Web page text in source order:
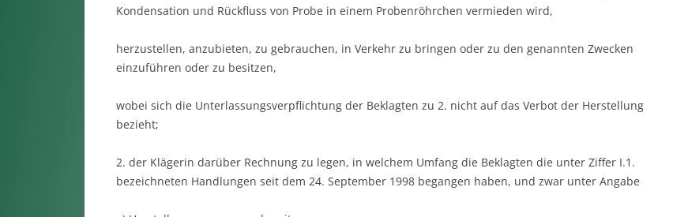
Kondensation und Rückfluss von Probe in einem Probenröhrchen vermieden wird,
herzustellen, anzubieten, zu gebrauchen, in Verkehr zu bringen oder zu den genannten Zwecken
einzuführen oder zu besitzen,
wobei sich die Unterlassungsverpflichtung der Beklagten zu 2. nicht auf das Verbot der Herstellung
bezieht;
2. der Klägerin darüber Rechnung zu legen, in welchem Umfang die Beklagten die unter Ziffer I.1.
bezeichneten Handlungen seit dem 24. September 1998 begangen haben, und zwar unter Angabe